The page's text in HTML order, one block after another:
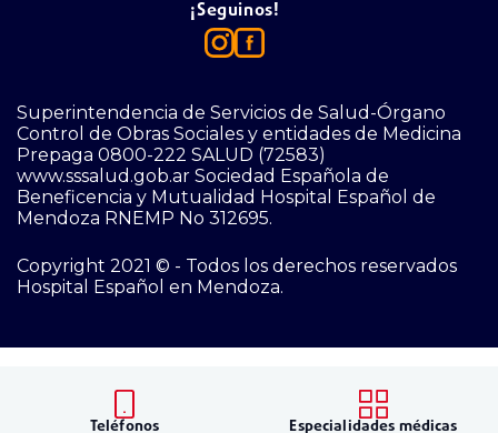
¡Seguinos!
Superintendencia de Servicios de Salud-Órgano
Control de Obras Sociales y entidades de Medicina
Prepaga 0800-222 SALUD (72583)
www.sssalud.gob.ar Sociedad Española de
Beneficencia y Mutualidad Hospital Español de
Mendoza RNEMP No 312695.
Copyright 2021 © - Todos los derechos reservados
Hospital Español en Mendoza.
Teléfonos Especialidades médicas